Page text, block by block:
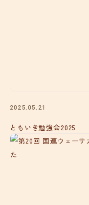
2025.05.21
ともいき勉強会2025